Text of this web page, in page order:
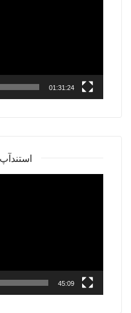
01:31:24
45:09